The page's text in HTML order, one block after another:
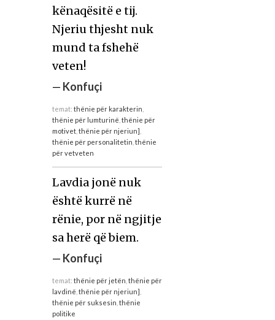
kënaqësitë e tij.
Njeriu thjesht nuk
mund ta fshehë
veten!
— Konfuçi
temat: thënie për karakterin
thënie për lumturinë thënie për
motivet, thënie për njeriun]
thënie për personalitetin thënie
për vetveten
Lavdia jonë nuk
është kurrë në
rënie, por në ngjitje
sa herë që biem.
— Konfuçi
temat: thënie për jetën thënie për
lavdinë thënie për njeriun]
thënie për suksesin thënie
politike